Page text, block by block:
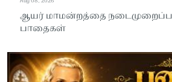
ஆயர் மாமன்றத்தை
பாதைகள்